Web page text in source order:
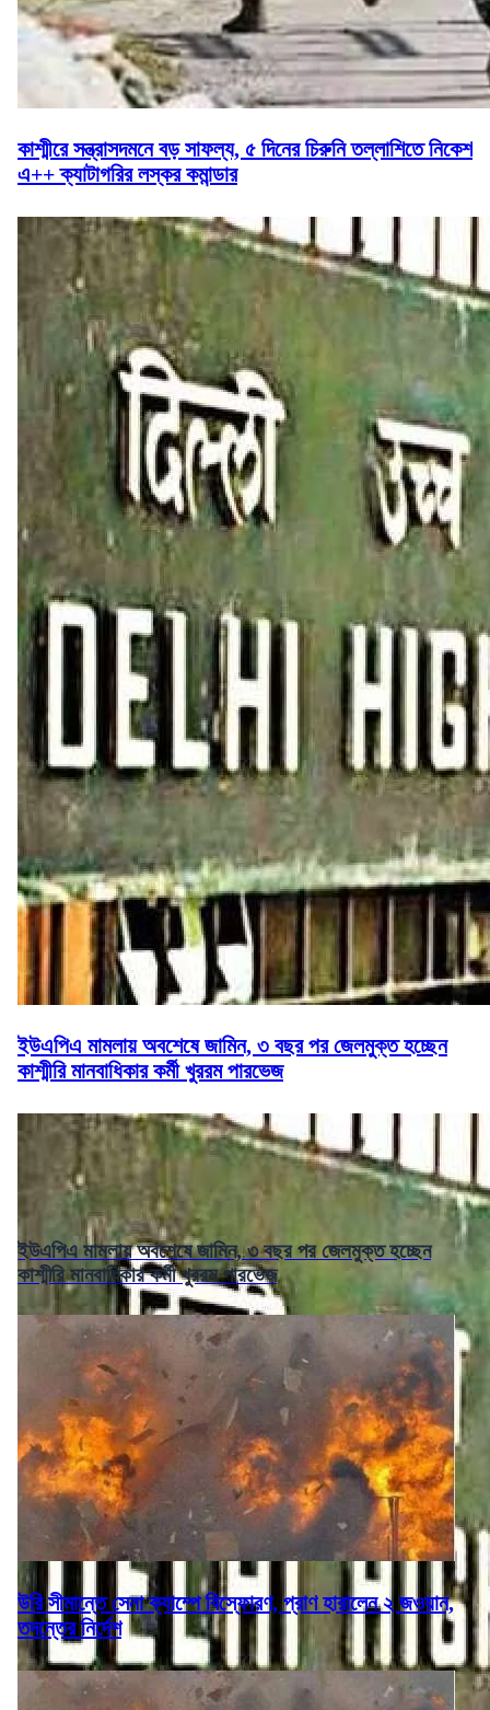
কাশ্মীরে সন্ত্রাসদমনে বড় সাফল্য, ৫ দিনের চিরুনি তল্লাশিতে নিকেশ
এ++ ক্যাটাগরির লস্কর কমান্ডার
ইউএপিএ মামলায় অবশেষে জামিন, ৩ বছর পর জেলমুক্ত হচ্ছেন
কাশ্মীরি মানবাধিকার কর্মী খুররম পারভেজ
ইউএপিএ মামলায় অবশেষে জামিন, ৩ বছর পর জেলমুক্ত হচ্ছেন
কাশ্মীরি মানবাধিকার কর্মী খুররম পারভেজ
উরি সীমান্তে সেনা ক্যাম্পে বিস্ফোরণ, প্রাণ হারালেন ২ জওয়ান,
তদন্তের নির্দেশ